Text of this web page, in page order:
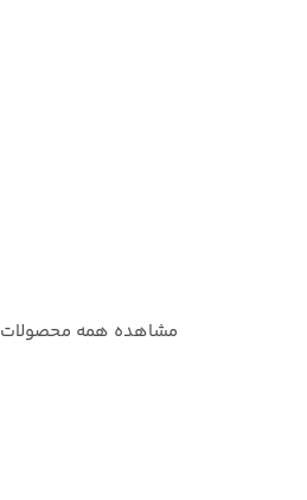
مشاهده همه محصولات